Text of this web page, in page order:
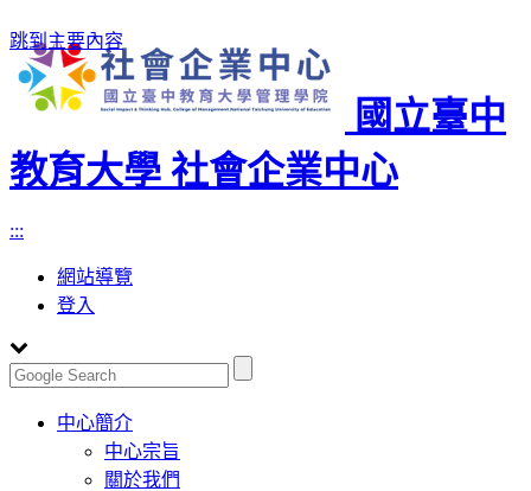
跳到主要內容
國立臺中
教育大學 社會企業中心
:::
網站導覽
登入
Toggle
navigation
中心簡介
中心宗旨
關於我們